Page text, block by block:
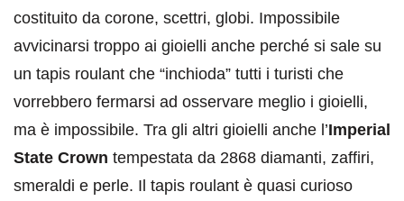
costituito da corone, scettri, globi. Impossibile
avvicinarsi troppo ai gioielli anche perché si sale su
un tapis roulant che “inchioda” tutti i turisti che
vorrebbero fermarsi ad osservare meglio i gioielli,
ma è impossibile. Tra gli altri gioielli anche l’Imperial
State Crown tempestata da 2868 diamanti, zaffiri,
smeraldi e perle. Il tapis roulant è quasi curioso